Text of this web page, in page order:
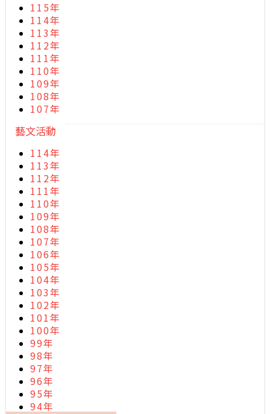
115年
114年
113年
112年
111年
110年
109年
108年
107年
藝文活動
114年
113年
112年
111年
110年
109年
108年
107年
106年
105年
104年
103年
102年
101年
100年
99年
98年
97年
96年
95年
94年